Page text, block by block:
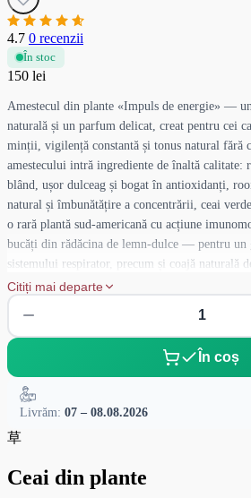
4.7 0 recenzii
În stoc
150 lei
Amestecul din plante «Impuls de energie» —
naturală și un parfum delicat, creat pentru cei
minții, vigilență constantă și tonus natural fără
amestecului intră ingrediente de înaltă calitate:
blând, ușor dulceag și bogat în antioxidanți,
natural și îmbunătățire a concentrării, ceai
o rară plantă sud-americană cu acțiune
bucăți din rădăcina de lemn-dulce — pentru un
sistemului respirator, precum și coajă naturală
prospețime și îmbunătățirea digestiei. Fiecare
plantelor care lucrează pentru îmbunătățirea
Citiți mai departe
În coș
Livrăm: 07 – 08.08.2026
草
Ceai din plante